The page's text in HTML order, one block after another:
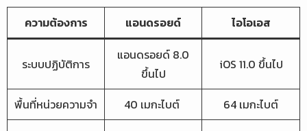
ความต้องการ แอนดรอยด์ ไอโอเอส
ระบบปฏิบัติการ
แอนดรอยด์ 8.0
ขึ้นไป
iOS 11.0 ขึ้นไป
พื้นที่หน่วยความจำ 40 เมกะไบต์
64 เมกะไบต์